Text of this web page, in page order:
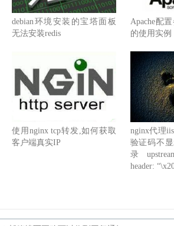
debian环境安装的宝塔面板
无法安装redis
Apache配
的使用实例
使用nginx tcp转发,如何获取
客户端真实IP
nginx代理
验证码不
录
header: